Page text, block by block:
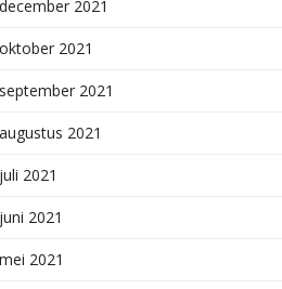
december 2021
oktober 2021
september 2021
augustus 2021
juli 2021
juni 2021
mei 2021